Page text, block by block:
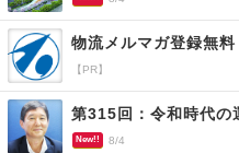
物流メルマガ登録無料
【PR】
New!! 8/4